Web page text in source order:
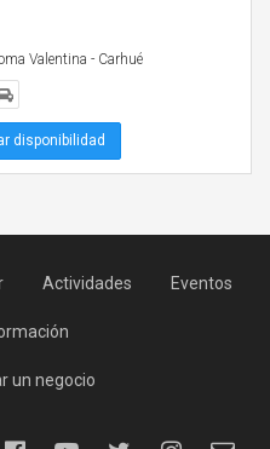
Valentina - Carhué
disponibilidad
Actividades Eventos
un negocio